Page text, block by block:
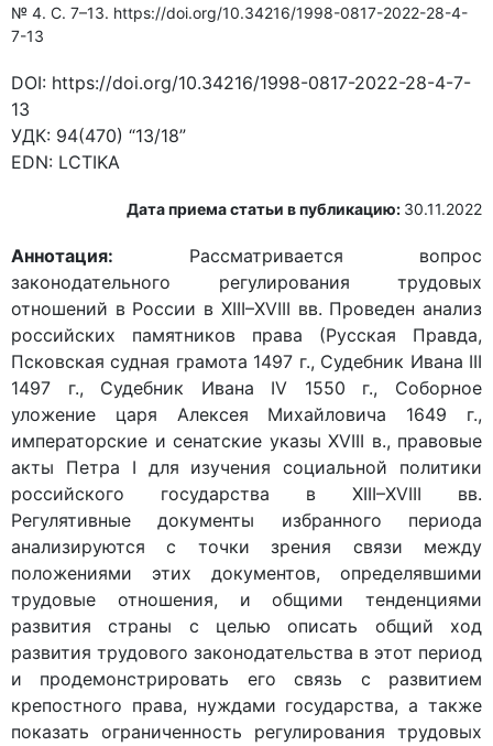
№ 4. С. 7–13. https://doi.org/10.34216/1998-0817-2022-28-4-
7-13
DOI: https://doi.org/10.34216/1998-0817-2022-28-4-7-
13
УДК: 94(470) “13/18”
EDN: LCTIKA
Дата приема статьи в публикацию: 30.11.2022
Аннотация: Рассматривается вопрос
законодательного регулирования трудовых
отношений в России в XIII–XVIII вв. Проведен анализ
российских памятников права (Русская Правда,
Псковская судная грамота 1497 г., Судебник Ивана III
1497 г., Судебник Ивана IV 1550 г., Соборное
уложение царя Алексея Михайловича 1649 г.,
императорские и сенатские указы XVIII в., правовые
акты Петра I для изучения социальной политики
российского государства в XIII–XVIII вв.
Регулятивные документы избранного периода
анализируются с точки зрения связи между
положениями этих документов, определявшими
трудовые отношения, и общими тенденциями
развития страны с целью описать общий ход
развития трудового законодательства в этот период
и продемонстрировать его связь с развитием
крепостного права, нуждами государства, а также
показать ограниченность регулирования трудовых